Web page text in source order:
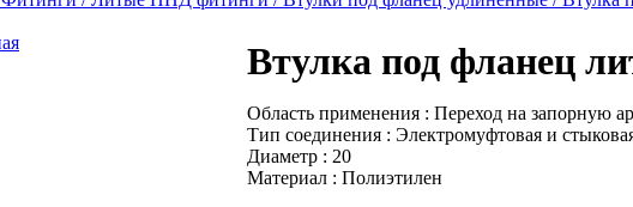
Втулка под фланец
Область применения : Переход на запорную
Тип соединения : Электромуфтовая и
Диаметр : 20
Материал : Полиэтилен